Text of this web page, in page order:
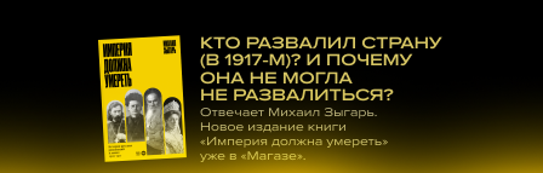
материалам